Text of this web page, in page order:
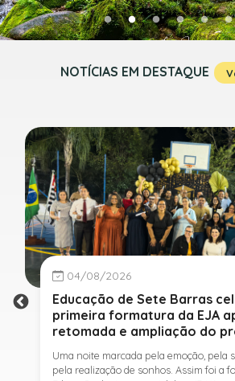
NOTÍCIAS EM DESTAQUE
04/08/2026
Educação de Sete Barras
primeira formatura da EJA
retomada e ampliação do
Uma noite marcada pela emoção, pela
pela realização de sonhos. Assim foi a